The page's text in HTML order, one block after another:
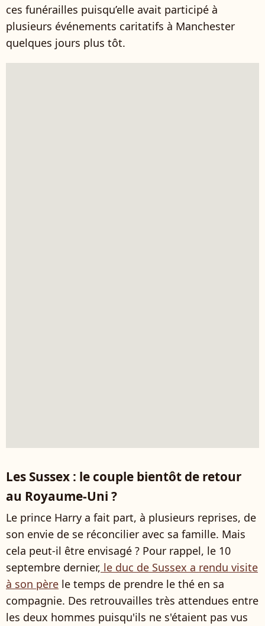
ces funérailles puisqu’elle avait participé à
plusieurs événements caritatifs à Manchester
quelques jours plus tôt.
Les Sussex : le couple bientôt de retour
au Royaume-Uni ?
Le prince Harry a fait part, à plusieurs reprises, de
son envie de se réconcilier avec sa famille. Mais
cela peut-il être envisagé ? Pour rappel, le 10
septembre dernier, le duc de Sussex a rendu visite
à son père le temps de prendre le thé en sa
compagnie. Des retrouvailles très attendues entre
les deux hommes puisqu'ils ne s'étaient pas vus